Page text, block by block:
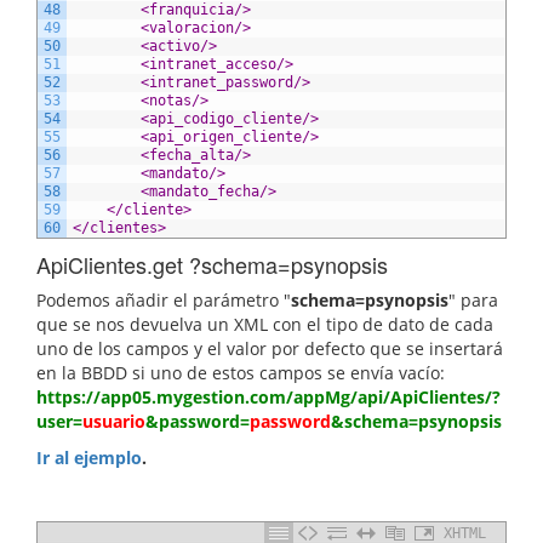
48
49
50
51
52
53
54
55
56
57
58
59
60
<franquicia/>
<valoracion/>
<activo/>
<intranet_acceso/>
<intranet_password/>
<notas/>
<api_codigo_cliente/>
<api_origen_cliente/>
<fecha_alta/>
<mandato/>
<mandato_fecha/>
</cliente>
</clientes>
ApiClientes.get ?schema=psynopsis
Podemos añadir el parámetro "schema=psynopsis" para
que se nos devuelva un XML con el tipo de dato de cada
uno de los campos y el valor por defecto que se insertará
en la BBDD si uno de estos campos se envía vacío:
https://app05.mygestion.com/appMg/api/ApiClientes/?
user=usuario&password=password&schema=psynopsis
Ir al ejemplo.
XHTML